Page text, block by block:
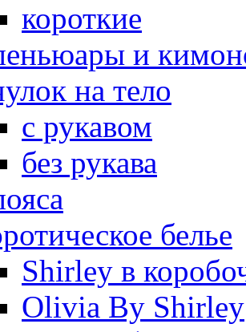
короткие
и
на тело
с рукавом
без рукава
белье
Shirley в
Olivia By Shirley